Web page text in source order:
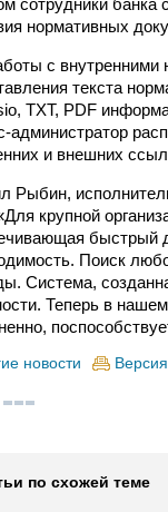
нормативных
с
текста
TXT, PDF
администратор
и внешних
Рыбин,
крупной
быстрый
Поиск
Система,
Теперь в
новости
по схожей теме